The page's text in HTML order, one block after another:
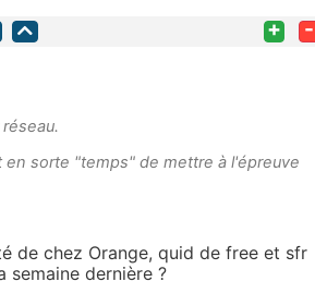
+ -
en sorte "temps" de mettre à l'épreuve
de chez Orange, quid de free et sfr
dernière ?